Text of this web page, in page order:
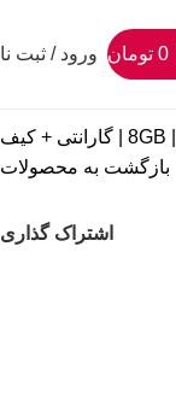
0 تومان ورود / ثبت
بازگشت به محصولات
اشتراک گذاری